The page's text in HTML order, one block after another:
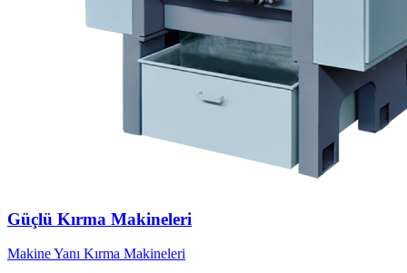
Güçlü Kırma Makineleri
Makine Yanı Kırma Makineleri